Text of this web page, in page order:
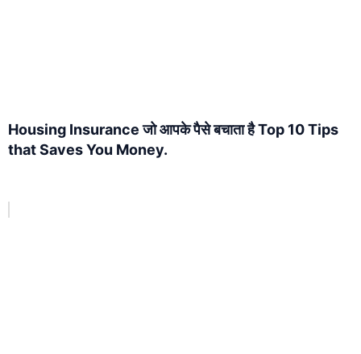
Housing Insurance जो आपके पैसे बचाता है Top 10 Tips
that Saves You Money.